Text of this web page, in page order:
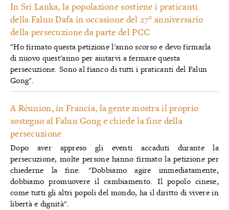
In Sri Lanka, la popolazione sostiene i praticanti
della Falun Dafa in occasione del 27° anniversario
della persecuzione da parte del PCC
"Ho firmato questa petizione l'anno scorso e devo firmarla
di nuovo quest'anno per aiutarvi a fermare questa
persecuzione. Sono al fianco di tutti i praticanti del Falun
Gong".
A Réunion, in Francia, la gente mostra il proprio
sostegno al Falun Gong e chiede la fine della
persecuzione
Dopo aver appreso gli eventi accaduti durante la
persecuzione, molte persone hanno firmato la petizione per
chiederne la fine. "Dobbiamo agire immediatamente,
dobbiamo promuovere il cambiamento. Il popolo cinese,
come tutti gli altri popoli del mondo, ha il diritto di vivere in
libertà e dignità".